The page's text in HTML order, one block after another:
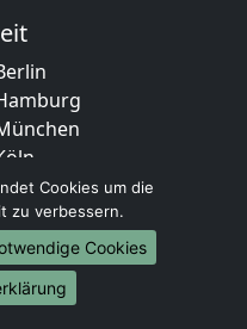
am Main
Cookies um die
zu verbessern.
Cookies